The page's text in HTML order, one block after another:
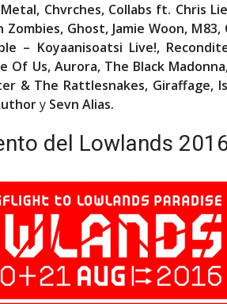
Chvrches, Collabs ft. Chris
Zombies, Ghost, Jamie Woon,
– Koyaanisoatsi Live!,
Of Us, Aurora, The Black
& The Rattlesnakes, Giraffage,
y Sevn Alias.
del Lowlands